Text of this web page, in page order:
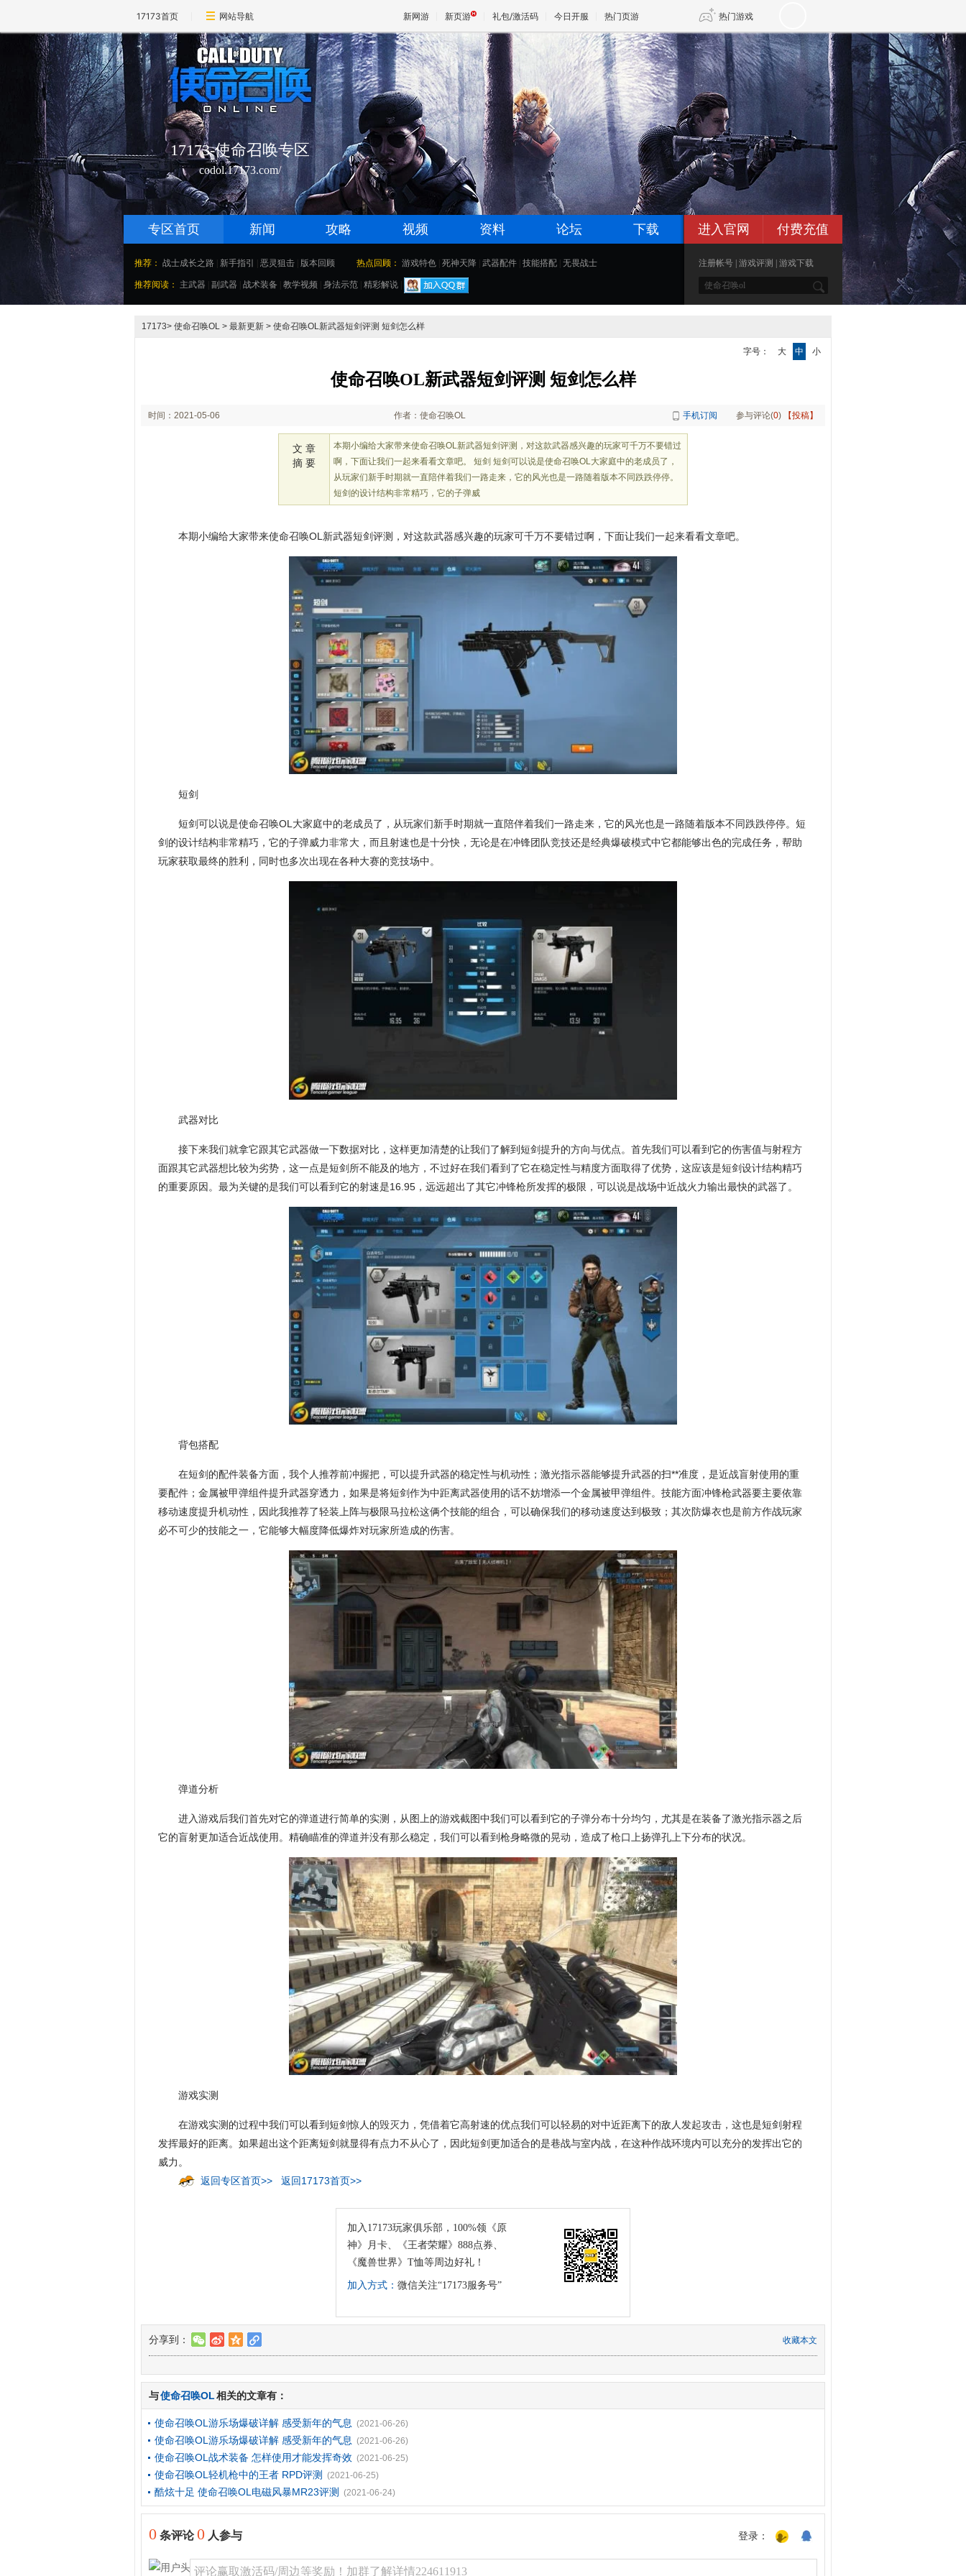
17173首页 网站导航 新网游 新页游 礼包/激活码 今日开服 热门页游 热门游戏
魔兽 DNF 传奇4
天堂 剑网3旗舰版 新天龙八部
王权与自由 诛仙世界 新仙侠5
17173-使命召唤专区
codol.17173.com/
专区首页 新闻 攻略 视频 资料 论坛 下载
推荐： 战士成长之路 新手指引 恶灵狙击 版本回顾 热点回顾： 游戏特色 死神天降 武器配件 技能搭配 无畏战士
推荐阅读： 主武器 副武器 战术装备 教学视频 身法示范 精彩解说
进入官网 付费充值
注册帐号 游戏评测 游戏下载
*
17173> 使命召唤OL > 最新更新 > 使命召唤OL新武器短剑评测 短剑怎么样
字号： 大 中 小
使命召唤OL新武器短剑评测 短剑怎么样
时间：2021-05-06 作者：使命召唤OL 手机订阅 参与评论(0) 【投稿】
文 章
摘 要
本期小编给大家带来使命召唤OL新武器短剑评测，对这款武器感兴趣的玩家可千万不要错过
啊，下面让我们一起来看看文章吧。 短剑 短剑可以说是使命召唤OL大家庭中的老成员了，
从玩家们新手时期就一直陪伴着我们一路走来，它的风光也是一路随着版本不同跌跌停停。
短剑的设计结构非常精巧，它的子弹威
本期小编给大家带来使命召唤OL新武器短剑评测，对这款武器感兴趣的玩家可千万不要错过啊，下面让我们一起来看看文章吧。
短剑
短剑可以说是使命召唤OL大家庭中的老成员了，从玩家们新手时期就一直陪伴着我们一路走来，它的风光也是一路随着版本不同跌跌停停。短
剑的设计结构非常精巧，它的子弹威力非常大，而且射速也是十分快，无论是在冲锋团队竞技还是经典爆破模式中它都能够出色的完成任务，帮助
玩家获取最终的胜利，同时也多次出现在各种大赛的竞技场中。
武器对比
接下来我们就拿它跟其它武器做一下数据对比，这样更加清楚的让我们了解到短剑提升的方向与优点。首先我们可以看到它的伤害值与射程方
面跟其它武器想比较为劣势，这一点是短剑所不能及的地方，不过好在我们看到了它在稳定性与精度方面取得了优势，这应该是短剑设计结构精巧
的重要原因。最为关键的是我们可以看到它的射速是16.95，远远超出了其它冲锋枪所发挥的极限，可以说是战场中近战火力输出最快的武器了。
背包搭配
在短剑的配件装备方面，我个人推荐前冲握把，可以提升武器的稳定性与机动性；激光指示器能够提升武器的扫**准度，是近战盲射使用的重
要配件；金属被甲弹组件提升武器穿透力，如果是将短剑作为中距离武器使用的话不妨增添一个金属被甲弹组件。技能方面冲锋枪武器要主要依靠
移动速度提升机动性，因此我推荐了轻装上阵与极限马拉松这俩个技能的组合，可以确保我们的移动速度达到极致；其次防爆衣也是前方作战玩家
必不可少的技能之一，它能够大幅度降低爆炸对玩家所造成的伤害。
弹道分析
进入游戏后我们首先对它的弹道进行简单的实测，从图上的游戏截图中我们可以看到它的子弹分布十分均匀，尤其是在装备了激光指示器之后
它的盲射更加适合近战使用。精确瞄准的弹道并没有那么稳定，我们可以看到枪身略微的晃动，造成了枪口上扬弹孔上下分布的状况。
游戏实测
在游戏实测的过程中我们可以看到短剑惊人的毁灭力，凭借着它高射速的优点我们可以轻易的对中近距离下的敌人发起攻击，这也是短剑射程
发挥最好的距离。如果超出这个距离短剑就显得有点力不从心了，因此短剑更加适合的是巷战与室内战，在这种作战环境内可以充分的发挥出它的
威力。
返回专区首页>>
返回17173首页>>
加入17173玩家俱乐部，100%领《原
神》月卡、《王者荣耀》888点券、
《魔兽世界》T恤等周边好礼！
加入方式： 微信关注“17173服务号”
分享到： w t z l 收藏本文
与使命召唤OL相关的文章有：
使命召唤OL游乐场爆破详解 感受新年的气息 (2021-06-26)
使命召唤OL游乐场爆破详解 感受新年的气息 (2021-06-26)
使命召唤OL战术装备 怎样使用才能发挥奇效 (2021-06-25)
使命召唤OL轻机枪中的王者 RPD评测 (2021-06-25)
酷炫十足 使命召唤OL电磁风暴MR23评测 (2021-06-24)
0 条评论0 人参与 登录：
评论赢取激活码/周边等奖励！加群了解详情224611913